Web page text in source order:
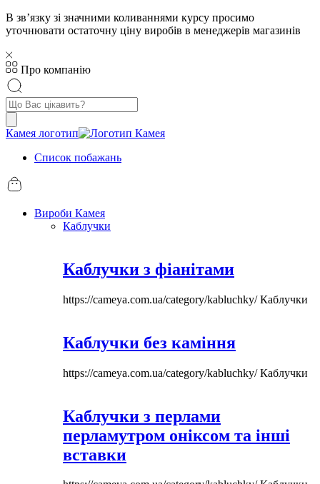
В звʼязку зі значними коливаннями курсу просимо
уточнювати остаточну ціну виробів в менеджерів магазинів
Про компанію
Пошук
товарів
Камея логотип
Список побажань
Вироби Камея
Каблучки
Каблучки з фіанітами
https://cameya.com.ua/category/kabluchky/Каблучки
Каблучки без каміння
https://cameya.com.ua/category/kabluchky/Каблучки
Каблучки з перлами
перламутром оніксом та інші
вставки